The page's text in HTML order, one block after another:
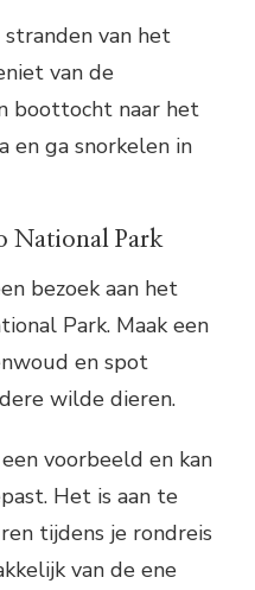
van het
van de
boottocht naar het
en ga snorkelen in
National Park
bezoek aan het
Park. Maak een
en spot
wilde dieren.
voorbeeld en kan
Het is aan te
tijdens je rondreis
van de ene